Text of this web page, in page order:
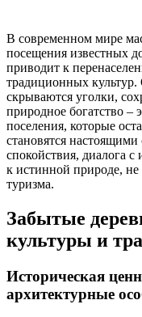
В современном мире
посещения известных
приводит к
традиционных
скрываются уголки,
природное богатство –
поселения, которые
становятся
спокойствия, диалога
к истинной природе, не
туризма.
Забытые
культуры и
Историческая
архитектурные